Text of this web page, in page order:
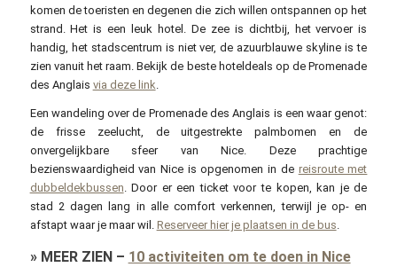
komen de toeristen en degenen die zich willen ontspannen op het
strand. Het is een leuk hotel. De zee is dichtbij, het vervoer is
handig, het stadscentrum is niet ver, de azuurblauwe skyline is te
zien vanuit het raam. Bekijk de beste hoteldeals op de Promenade
des Anglais via deze link.
Een wandeling over de Promenade des Anglais is een waar genot:
de frisse zeelucht, de uitgestrekte palmbomen en de
onvergelijkbare sfeer van Nice. Deze prachtige
bezienswaardigheid van Nice is opgenomen in de reisroute met
dubbeldekbussen. Door er een ticket voor te kopen, kan je de
stad 2 dagen lang in alle comfort verkennen, terwijl je op- en
afstapt waar je maar wil. Reserveer hier je plaatsen in de bus.
» MEER ZIEN– 10 activiteiten om te doen in Nice